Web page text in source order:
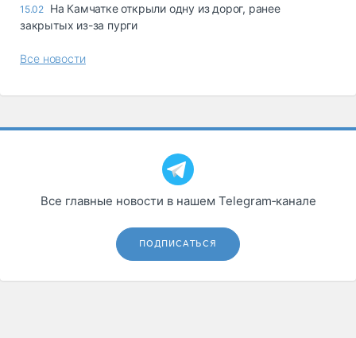
15.02 На Камчатке открыли одну из дорог, ранее
закрытых из-за пурги
Все новости
Все главные новости в нашем Telegram‑канале
ПОДПИСАТЬСЯ